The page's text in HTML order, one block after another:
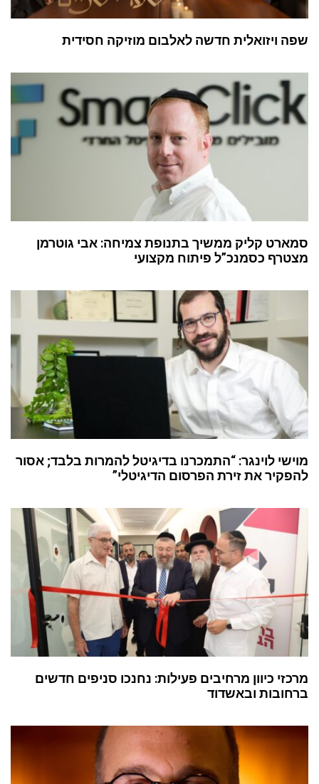
שפה ויזואלית חדשה לאלבום מוזיקה חסידית
סמארט קליק ממשיך בתנופת צמיחה: אבי גוטרמן
מצטרף כסמנכ”ל פיתוח מקצועי
מוישי לוינגר: “התמכרנו בדיגיטל להמרות בלבד; אסור
להפקיר את זירת הפרסום הדיגיטלי”
מרכזי כיוון מרחיבים פעילות: נחנכו סניפים חדשים
ברחובות ובאשדוד